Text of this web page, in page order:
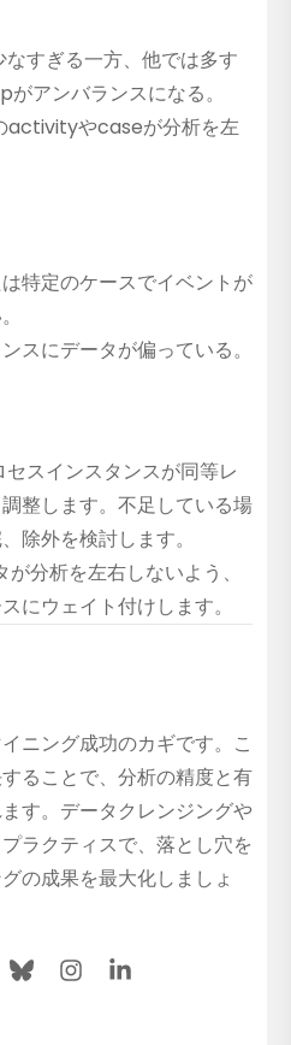
すぎる一方、他では多す
アンバランスになる。
activityやcaseが分析を左
特定のケースでイベントが
スにデータが偏っている。
セスインスタンスが同等レ
整します。不足している場
除外を検討します。
が分析を左右しないよう、
にウェイト付けします。
ニング成功のカギです。こ
ることで、分析の精度と有
す。データクレンジングや
ラクティスで、落とし穴を
の成果を最大化しましょ